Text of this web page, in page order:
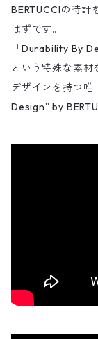
BERTUCCIの時計
はずです。
「Durability By
という特殊な素
デザインを持つ唯
Design” by